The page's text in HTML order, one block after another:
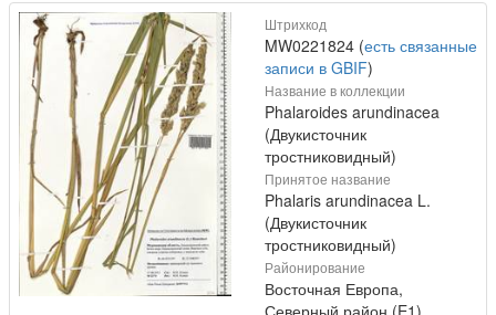
Штрихкод
MW0221824 (есть связанные
записи в GBIF)
Название в коллекции
Phalaroides arundinacea
(Двукисточник
тростниковидный)
Принятое название
Phalaris arundinacea L.
(Двукисточник
тростниковидный)
Районирование
Восточная Европа,
Северный район (E1)